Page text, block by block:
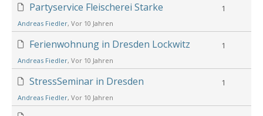
Partyservice Fleischerei Starke
Andreas Fiedler, Vor 10 Jahren
1
Ferienwohnung in Dresden Lockwitz
Andreas Fiedler, Vor 10 Jahren
1
StressSeminar in Dresden
Andreas Fiedler, Vor 10 Jahren
1